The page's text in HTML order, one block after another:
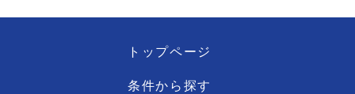
トップページ
条件から探す